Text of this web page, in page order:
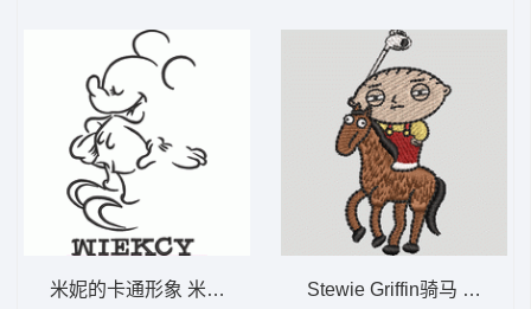
米妮的卡通形象 米老鼠 Stewie Griffin骑马 马 人